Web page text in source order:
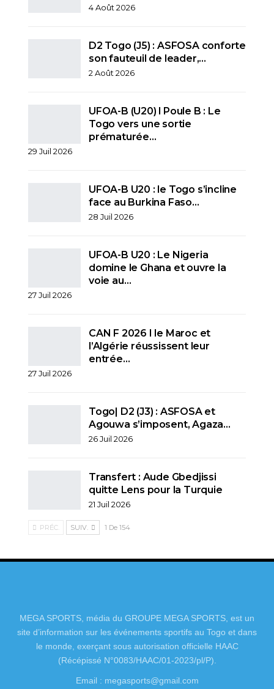
4 Août 2026
D2 Togo (J5) : ASFOSA conforte
son fauteuil de leader,…
2 Août 2026
UFOA-B (U20) l Poule B : Le
Togo vers une sortie
prématurée…
29 Juil 2026
UFOA-B U20 : le Togo s’incline
face au Burkina Faso…
28 Juil 2026
UFOA-B U20 : Le Nigeria
domine le Ghana et ouvre la
voie au…
27 Juil 2026
CAN F 2026 I le Maroc et
l’Algérie réussissent leur
entrée…
27 Juil 2026
Togo| D2 (J3) : ASFOSA et
Agouwa s’imposent, Agaza…
26 Juil 2026
Transfert : Aude Gbedjissi
quitte Lens pour la Turquie
21 Juil 2026
PRÉC. SUIV. 1 De 154
MEGA SPORTS, média du GROUPE MEGA SPORTS, est un
site d’information sur les événements sportifs au Togo et dans
le monde, exerçant sous autorisation officielle HAAC
(Récépissé N°0083/HAAC/01-2023/pl/P).
Email : megasports@gmail.com